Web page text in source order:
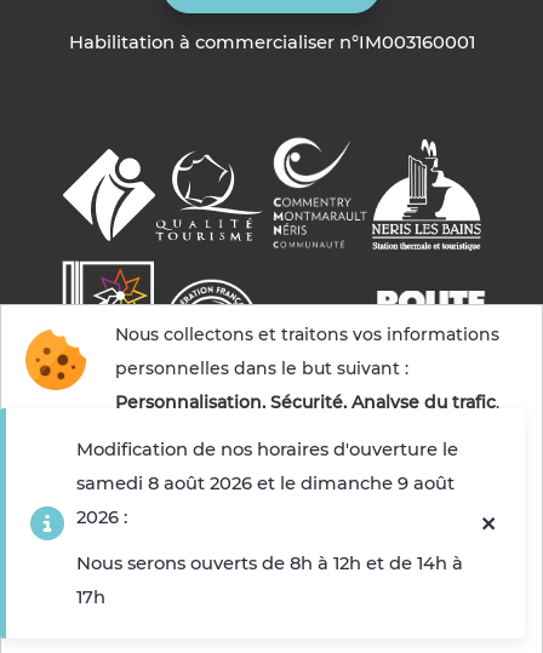
Habilitation à commercialiser n°IM003160001
© 2026 Commentry, Montmarault, Néris-les-bains
Mentions légales
Modification de nos horaires d'ouverture le
samedi 8 août 2026 et le dimanche 9 août
2026 :
Nous serons ouverts de 8h à 12h et de 14h à
17h
Nous collectons et traitons vos informations
personnelles dans le but suivant :
Personnalisation, Sécurité, Analyse du trafic.
Accepter
Refuser